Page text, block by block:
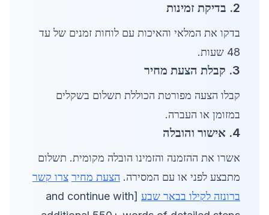
2. בדיקת זמינות
בדקו את המלאי והאיכות עם לוחות זמנים של עד
48 שעות.
3. קבלת הצעת מחיר
קבלו הצעה מפורטת הכוללת תשלום בשקלים
במזומן או העברה.
4. אישור והובלה
אשרו את ההזמנה והזמינו הובלה מקומית. תשלום
מתבצע לפני או עם המסירה. הצעת מחיר צרו קשר
ברונזה לקילו בבאר שבע
[and continue with